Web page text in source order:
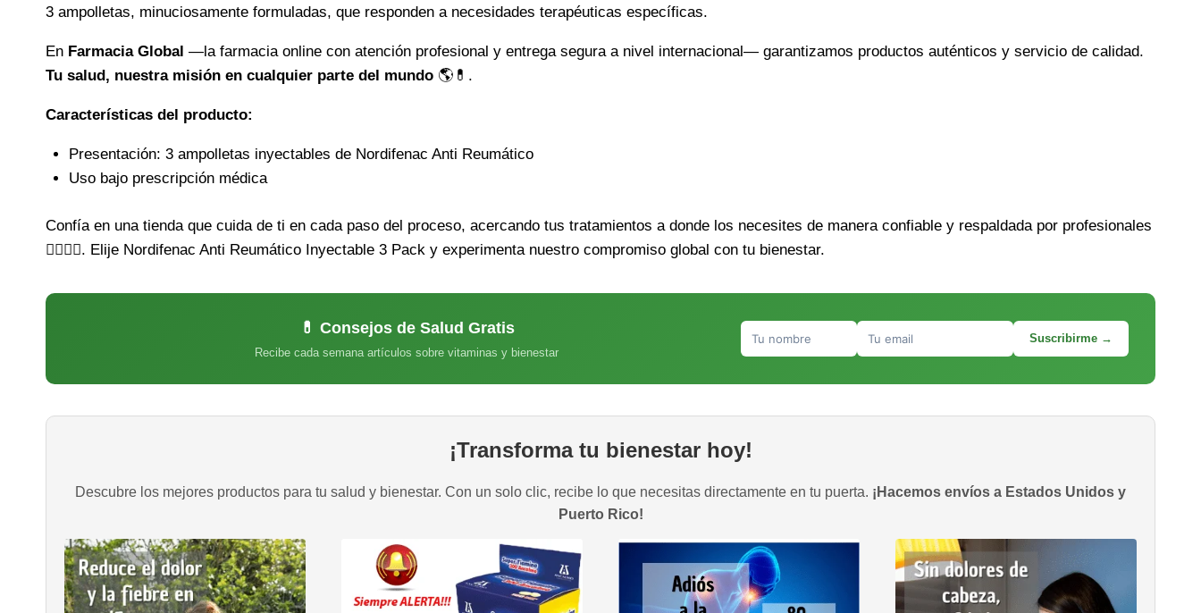
3 ampolletas, minuciosamente formuladas, que responden a necesidades terapéuticas específicas.
En Farmacia Global —la farmacia online con atención profesional y entrega segura a nivel internacional— garantizamos productos auténticos y servicio de calidad.
Tu salud, nuestra misión en cualquier parte del mundo 🌎💊.
Características del producto:
Presentación: 3 ampolletas inyectables de Nordifenac Anti Reumático
Uso bajo prescripción médica
Confía en una tienda que cuida de ti en cada paso del proceso, acercando tus tratamientos a donde los necesites de manera confiable y respaldada por profesionales
👨‍⚕️👩‍⚕️. Elije Nordifenac Anti Reumático Inyectable 3 Pack y experimenta nuestro compromiso global con tu bienestar.
💊 Consejos de Salud Gratis
Recibe cada semana artículos sobre vitaminas y bienestar
Suscribirme →
¡Transforma tu bienestar hoy!
Descubre los mejores productos para tu salud y bienestar. Con un solo clic, recibe lo que necesitas directamente en tu puerta. ¡Hacemos envíos a Estados Unidos y
Puerto Rico!